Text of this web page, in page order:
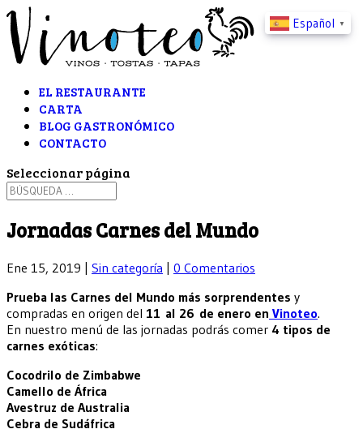
EL RESTAURANTE
CARTA
BLOG GASTRONÓMICO
CONTACTO
Seleccionar página
Jornadas Carnes del Mundo
Ene 15, 2019 | Sin categoría | 0 Comentarios
Prueba las Carnes del Mundo más sorprendentes y
compradas en origen del 11 al 26 de enero en Vinoteo.
En nuestro menú de las jornadas podrás comer 4 tipos de
carnes exóticas:
Cocodrilo de Zimbabwe
Camello de África
Avestruz de Australia
Cebra de Sudáfrica
Español ▼